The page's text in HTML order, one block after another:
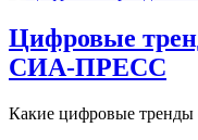
Цифровые
СИА-ПРЕСС
Какие цифровые